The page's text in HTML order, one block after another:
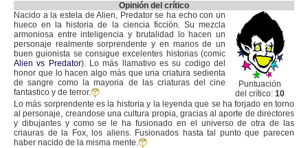
Opinión del crítico
Puntuación
del crítico: 10
Nacido a la estela de Alien, Predator se ha echo con un
hueco en la historia de la ciencia ficción. Su mezcla
armoniosa entre inteligencia y brutalidad lo hacen un
personaje realmente sorprendente y en manos de un
buen guionista se consigue excelentes historias (comic
Alien vs Predator). Lo más llamativo es su codigo del
honor que lo hacen algo más que una criatura sedienta
de sangre como la mayoria de las criaturas del cine
fantastico y de terror.
Lo más sorprendente es la historia y la leyenda que se ha forjado en torno
al personaje, creandose una cultura propia, gracias al aporte de directores
y dibujantes y como se le ha fusionado en el universo de otra de las
criauras de la Fox, los aliens. Fusionados hasta tal punto que parecen
haber nacido de la misma mente.